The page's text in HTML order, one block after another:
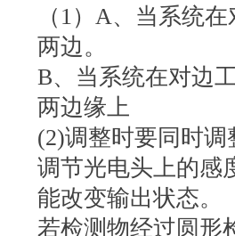
（1）A、当系统
两边。
B、当系统在对边
两边缘上
(2)调整时要同时
调节光电头上的感
能改变输出状态。
若检测物经过圆形